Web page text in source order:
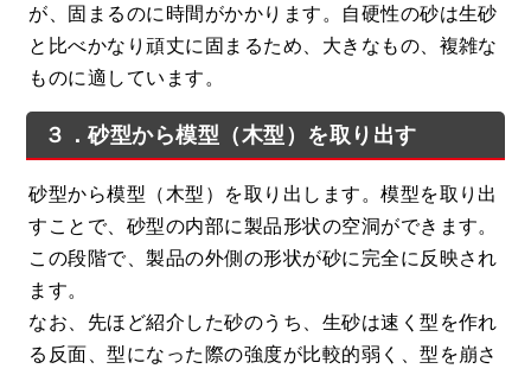
が、固まるのに時間がかかります。自硬性の砂は生砂
と比べかなり頑丈に固まるため、大きなもの、複雑な
ものに適しています。
３．砂型から模型（木型）を取り出す
砂型から模型（木型）を取り出します。模型を取り出
すことで、砂型の内部に製品形状の空洞ができます。
この段階で、製品の外側の形状が砂に完全に反映され
ます。
なお、先ほど紹介した砂のうち、生砂は速く型を作れ
る反面、型になった際の強度が比較的弱く、型を崩さ